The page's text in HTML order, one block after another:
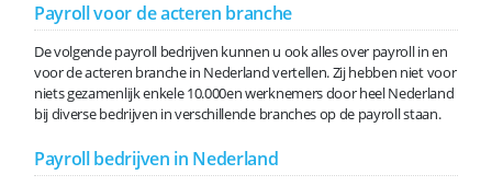
Payroll voor de acteren branche
De volgende payroll bedrijven kunnen u ook alles over payroll in en
voor de acteren branche in Nederland vertellen. Zij hebben niet voor
niets gezamenlijk enkele 10.000en werknemers door heel Nederland
bij diverse bedrijven in verschillende branches op de payroll staan.
Payroll bedrijven in Nederland